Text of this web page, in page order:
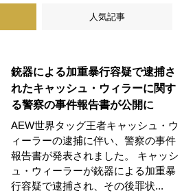
人気記事
銃器による加重暴行容疑で逮捕さ
れたキャッシュ・ウィラーに関す
る警察の事件報告書が公開に
AEW世界タッグ王者キャッシュ・ウ
ィーラーの逮捕に伴い、警察の事件
報告書が発表されました。 キャッシ
ュ・ウィーラーが銃器による加重暴
行容疑で逮捕され、その後罪状...